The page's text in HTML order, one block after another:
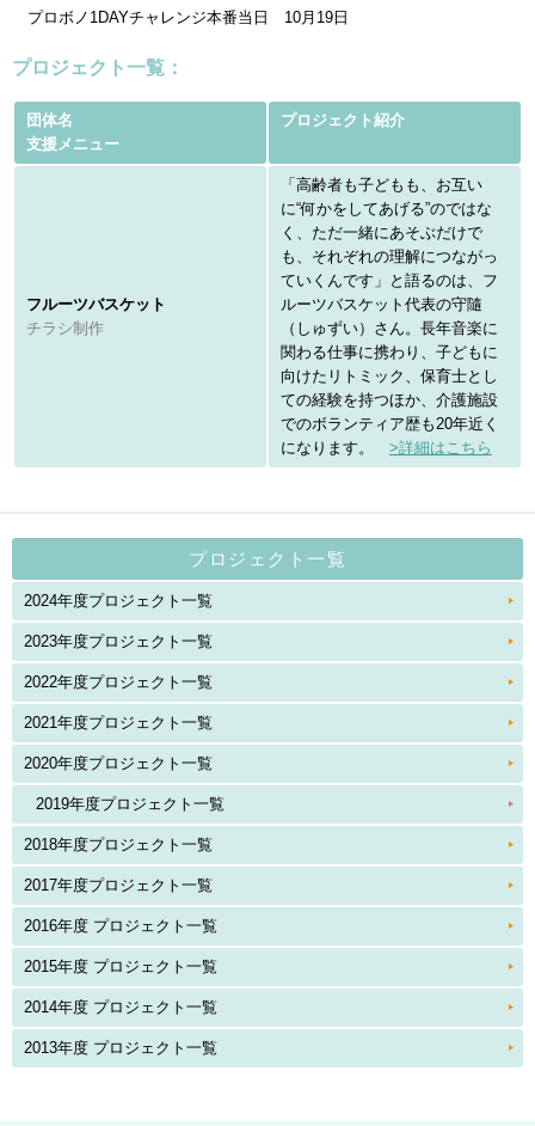
プロボノ1DAYチャレンジ本番当日 10月19日
プロジェクト一覧：
団体名
支援メニュー
プロジェクト紹介
フルーツバスケット
チラシ制作
「高齢者も子どもも、お互い
に“何かをしてあげる”のではな
く、ただ一緒にあそぶだけで
も、それぞれの理解につながっ
ていくんです」と語るのは、フ
ルーツバスケット代表の守隨
（しゅずい）さん。長年音楽に
関わる仕事に携わり、子どもに
向けたリトミック、保育士とし
ての経験を持つほか、介護施設
でのボランティア歴も20年近く
になります。 >詳細はこちら
プロジェクト一覧
2024年度プロジェクト一覧
2023年度プロジェクト一覧
2022年度プロジェクト一覧
2021年度プロジェクト一覧
2020年度プロジェクト一覧
2019年度プロジェクト一覧
2018年度プロジェクト一覧
2017年度プロジェクト一覧
2016年度 プロジェクト一覧
2015年度 プロジェクト一覧
2014年度 プロジェクト一覧
2013年度 プロジェクト一覧